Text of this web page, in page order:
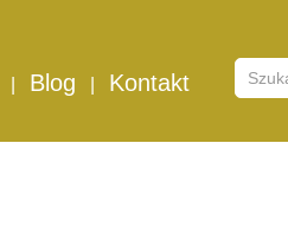
Blog Kontakt
orteza